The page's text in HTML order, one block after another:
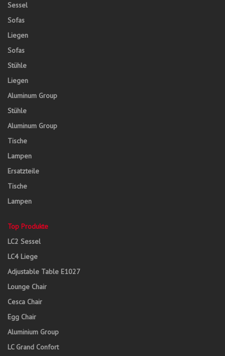
Sessel
Sofas
Liegen
Sofas
Stühle
Liegen
Aluminum Group
Stühle
Aluminum Group
Tische
Lampen
Ersatzteile
Tische
Lampen
Top Produkte
LC2 Sessel
LC4 Liege
Adjustable Table E1027
Lounge Chair
Cesca Chair
Egg Chair
Aluminium Group
LC Grand Confort